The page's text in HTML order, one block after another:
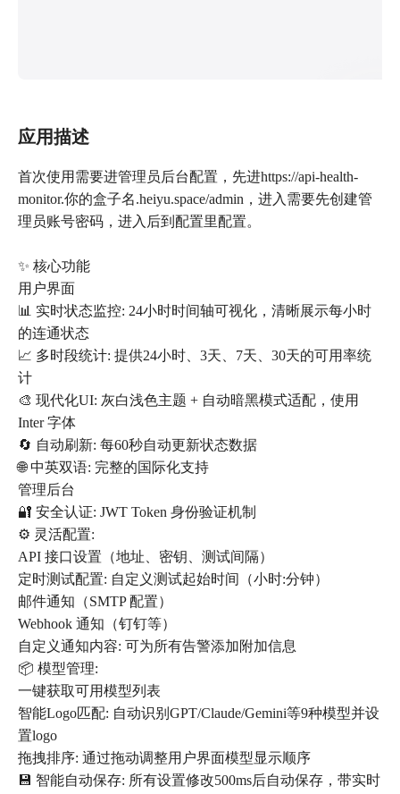
应用描述
首次使用需要进管理员后台配置，先进https://api-health-
monitor.你的盒子名.heiyu.space/admin，进入需要先创建管
理员账号密码，进入后到配置里配置。
✨ 核心功能
用户界面
📊 实时状态监控: 24小时时间轴可视化，清晰展示每小时
的连通状态
📈 多时段统计: 提供24小时、3天、7天、30天的可用率统
计
🎨 现代化UI: 灰白浅色主题 + 自动暗黑模式适配，使用
Inter 字体
🔄 自动刷新: 每60秒自动更新状态数据
🌐 中英双语: 完整的国际化支持
管理后台
🔐 安全认证: JWT Token 身份验证机制
⚙️ 灵活配置:
API 接口设置（地址、密钥、测试间隔）
定时测试配置: 自定义测试起始时间（小时:分钟）
邮件通知（SMTP 配置）
Webhook 通知（钉钉等）
自定义通知内容: 可为所有告警添加附加信息
📦 模型管理:
一键获取可用模型列表
智能Logo匹配: 自动识别GPT/Claude/Gemini等9种模型并设
置logo
拖拽排序: 通过拖动调整用户界面模型显示顺序
💾 智能自动保存: 所有设置修改500ms后自动保存，带实时